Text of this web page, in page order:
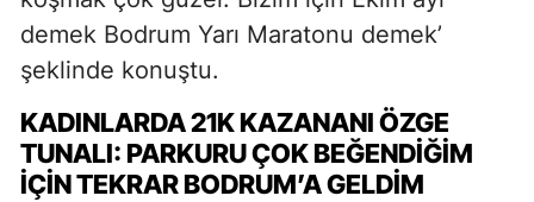
demek Bodrum Yarı Maratonu demek’
şeklinde konuştu.
KADINLARDA 21K KAZANANI ÖZGE
TUNALI: PARKURU ÇOK BEĞENDİĞİM
İÇİN TEKRAR BODRUM’A GELDİM